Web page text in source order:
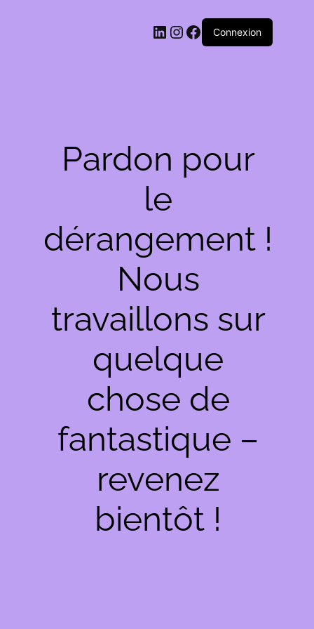
LinkedIn
Instagram
Facebook
Connexion
Pardon pour
le
dérangement !
Nous
travaillons sur
quelque
chose de
fantastique –
revenez
bientôt !